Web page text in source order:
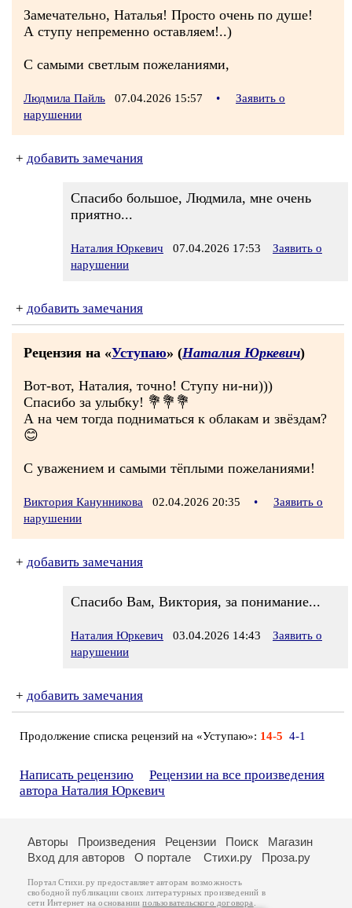
Замечательно, Наталья! Просто очень по душе!
А ступу непременно оставляем!..)
С самыми светлым пожеланиями,
Людмила Пайль 07.04.2026 15:57 •
Заявить о
нарушении
+ добавить замечания
Спасибо большое, Людмила, мне очень
приятно...
Наталия Юркевич 07.04.2026 17:53
Заявить о
нарушении
+ добавить замечания
Рецензия на «Уступаю» (Наталия Юркевич)
Вот-вот, Наталия, точно! Ступу ни-ни)))
Спасибо за улыбку! 💐💐💐
А на чем тогда подниматься к облакам и звёздам?
😊
С уважением и самыми тёплыми пожеланиями!
Виктория Канунникова 02.04.2026 20:35 •
Заявить о
нарушении
+ добавить замечания
Спасибо Вам, Виктория, за понимание...
Наталия Юркевич 03.04.2026 14:43
Заявить о
нарушении
+ добавить замечания
Продолжение списка рецензий на «Уступаю»: 14-5 4-1
Написать рецензию
Рецензии на все произведения
автора Наталия Юркевич
Авторы Произведения Рецензии Поиск
Магазин
Вход для авторов
О портале Стихи.ру Проза.ру
Портал Стихи.ру предоставляет авторам возможность
свободной публикации своих литературных произведений в
сети Интернет на основаниипользовательского договора